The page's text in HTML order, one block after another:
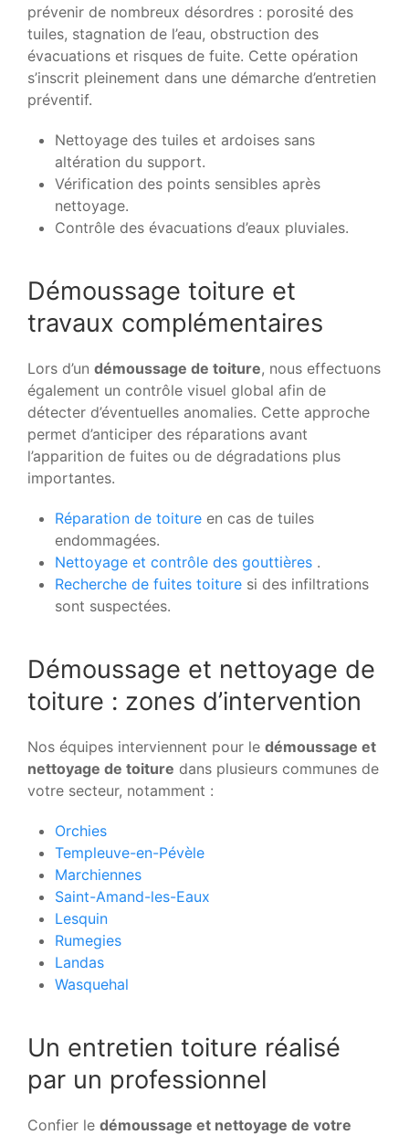
prévenir de nombreux désordres : porosité des
tuiles, stagnation de l’eau, obstruction des
évacuations et risques de fuite. Cette opération
s’inscrit pleinement dans une démarche d’entretien
préventif.
Nettoyage des tuiles et ardoises sans
altération du support.
Vérification des points sensibles après
nettoyage.
Contrôle des évacuations d’eaux pluviales.
Démoussage toiture et
travaux complémentaires
Lors d’un démoussage de toiture, nous effectuons
également un contrôle visuel global afin de
détecter d’éventuelles anomalies. Cette approche
permet d’anticiper des réparations avant
l’apparition de fuites ou de dégradations plus
importantes.
Réparation de toiture en cas de tuiles
endommagées.
Nettoyage et contrôle des gouttières .
Recherche de fuites toiture si des infiltrations
sont suspectées.
Démoussage et nettoyage de
toiture : zones d’intervention
Nos équipes interviennent pour le démoussage et
nettoyage de toiture dans plusieurs communes de
votre secteur, notamment :
Orchies
Templeuve-en-Pévèle
Marchiennes
Saint-Amand-les-Eaux
Lesquin
Rumegies
Landas
Wasquehal
Un entretien toiture réalisé
par un professionnel
Confier le démoussage et nettoyage de votre